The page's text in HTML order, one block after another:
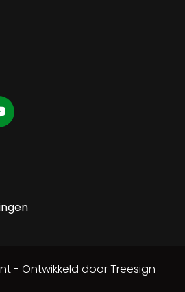
- Ontwikkeld door Treesign